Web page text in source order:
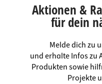
Aktionen &
für dein
Melde dich zu
und erhalte Infos zu
Produkten sowie
Projekte